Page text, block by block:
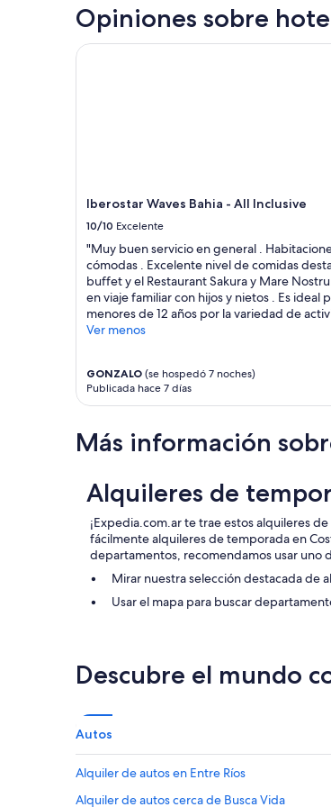
t
n
á
E
s
c
n
a
apliquen
más
términos
y
Opiniones sobre
Iberostar Waves Bahia - All Inclusive
10/10 Excelente
"Muy buen servicio en general .
cómodas . Excelente nivel de comidas
buffet y el Restaurant Sakura y Mare
en viaje familiar con hijos y nietos . Es ideal
menores de 12 años por la variedad de
Ver menos
GONZALO (se hospedó 7 noches)
Publicada hace 7 días
Iberostar Waves Bahia - All Inclusive
Más información
Alquileres de
¡Expedia.com.ar te trae estos alquileres
fácilmente alquileres de temporada en
departamentos, recomendamos usar uno
Mirar nuestra selección destacada de
Usar el mapa para buscar
Descubre el mundo
Autos
Alquiler de autos en Entre Ríos
Alquiler de autos cerca de Busca Vida